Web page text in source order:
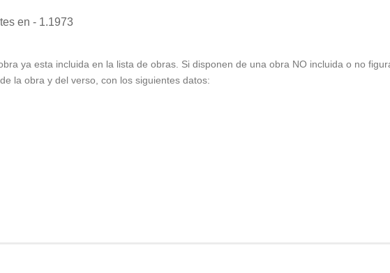
en - 1.1973
ya esta incluida en la lista de obras. Si disponen de una obra NO incluida o no
la obra y del verso, con los siguientes datos: